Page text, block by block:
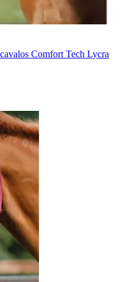
Comfort Tech Lycra